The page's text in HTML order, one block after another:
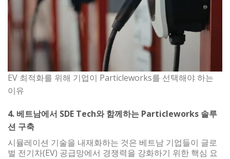
EV 최적화를 위해 기업이 Particleworks를 선택해야 하는
이유
4. 베트남에서 SDE Tech와 함께하는 Particleworks 솔루
션 구축
시뮬레이션 기술을 내재화하는 것은 베트남 기업들이 글로
벌 전기차(EV) 공급망에서 경쟁력을 강화하기 위한 핵심 요